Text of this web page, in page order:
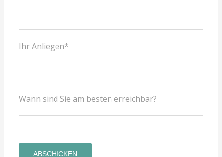
Ihr Anliegen*
Wann sind Sie am besten erreichbar?